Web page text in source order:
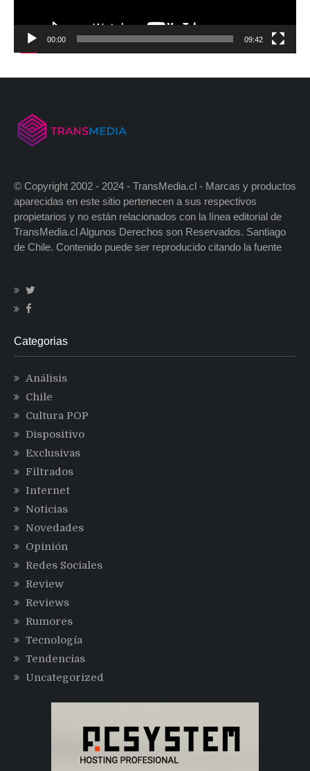
00:00 09:42
© Copyright 2002 - 2024 - TransMedia.cl - Marcas y productos
aparecidas en este sitio pertenecen a sus respectivos
propietarios y no están relacionados con la línea editorial de
TransMedia.cl Algunos Derechos son Reservados. Santiago
de Chile. Contenido puede ser reproducido citando la fuente
Categorias
Análisis
Chile
Cultura POP
Dispositivo
Exclusivas
Filtrados
Internet
Noticias
Novedades
Opinión
Redes Sociales
Review
Reviews
Rumores
Tecnología
Tendencias
Uncategorized